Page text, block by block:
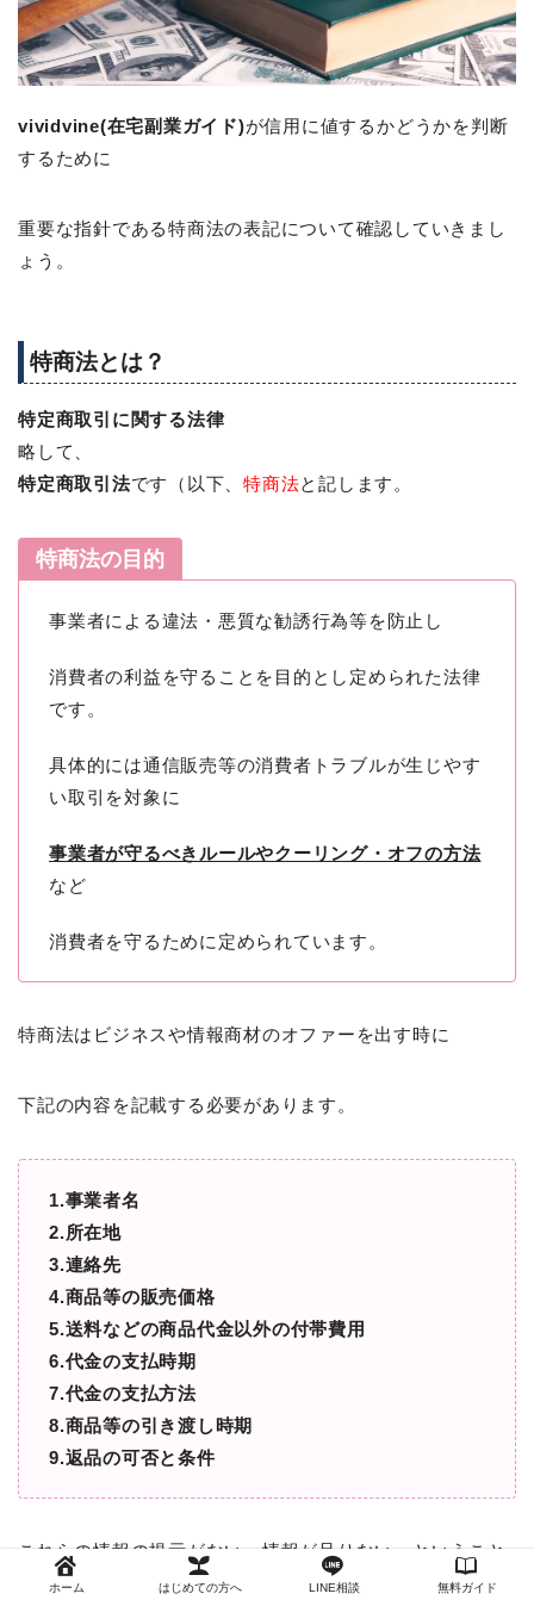
vividvine(在宅副業ガイド)が信用に値するかどうかを判断
するために
重要な指針である特商法の表記について確認していきまし
ょう。
特商法とは？
特定商取引に関する法律
略して、
特定商取引法です（以下、特商法と記します。
特商法の目的
事業者による違法・悪質な勧誘行為等を防止し
消費者の利益を守ることを目的とし定められた法律
です。
具体的には通信販売等の消費者トラブルが生じやす
い取引を対象に
事業者が守るべきルールやクーリング・オフの方法
など
消費者を守るために定められています。
特商法はビジネスや情報商材のオファーを出す時に
下記の内容を記載する必要があります。
1.事業者名
2.所在地
3.連絡先
4.商品等の販売価格
5.送料などの商品代金以外の付帯費用
6.代金の支払時期
7.代金の支払方法
8.商品等の引き渡し時期
9.返品の可否と条件
これらの情報の提示がない。情報が足りない。ということ
ホーム はじめての方へ LINE相談 無料ガイド